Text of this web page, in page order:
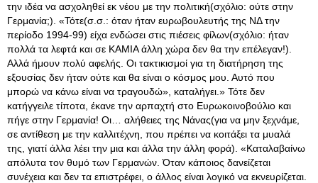
την ιδέα να ασχοληθεί εκ νέου με την πολιτική(σχόλιο: ούτε στην
Γερμανία;). «Τότε(σ.σ.: όταν ήταν ευρωβουλευτής της ΝΔ την
περίοδο 1994-99) είχα ενδώσει στις πιέσεις φίλων(σχόλιο: ήταν
πολλά τα λεφτά και σε ΚΑΜΙΑ άλλη χώρα δεν θα την επέλεγαν!).
Αλλά ήμουν πολύ αφελής. Οι τακτικισμοί για τη διατήρηση της
εξουσίας δεν ήταν ούτε και θα είναι ο κόσμος μου. Αυτό που
μπορώ να κάνω είναι να τραγουδώ», καταλήγει.» Τότε δεν
κατήγγειλε τίποτα, έκανε την αρπαχτή στο Ευρωκοινοβούλιο και
πήγε στην Γερμανία! Οι… αλήθειες της Νάνας(για να μην ξεχνάμε,
σε αντίθεση με την καλλιτέχνη, που πρέπει να κοιτάξει τα μυαλά
της, γιατί άλλα λέει την μια και άλλα την άλλη φορά). «Καταλαβαίνω
απόλυτα τον θυμό των Γερμανών. Όταν κάποιος δανείζεται
συνέχεια και δεν τα επιστρέφει, ο άλλος είναι λογικό να εκνευρίζεται.